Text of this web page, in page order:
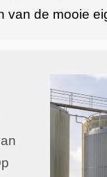
van de mooie